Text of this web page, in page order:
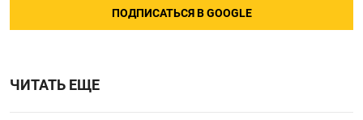
ПОДПИСАТЬСЯ В GOOGLE
ЧИТАТЬ ЕЩЕ